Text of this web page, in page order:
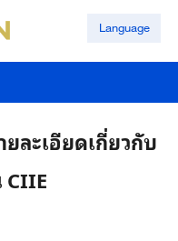
Language
ละเอียดเกี่ยวกับ